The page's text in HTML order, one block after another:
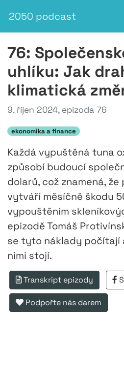
2050 podcast
76:
uhlíku: Jak
klimatická
9. říjen 2024, epizoda 76
ekonomika a finance
Každá vypuštěná tuna
způsobí budoucí
dolarů, což znamená,
vytváří měsíčně škodu
vypouštěním
epizodě Tomáš
se tyto náklady počítají
nimi stojí.
Transkript epizody
Podpořte nás darem